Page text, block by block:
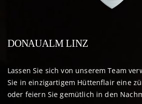
DONAUALM LINZ
Lassen Sie sich von unserem Team
Sie in einzigartigem Hüttenflair eine
oder feiern Sie gemütlich in den